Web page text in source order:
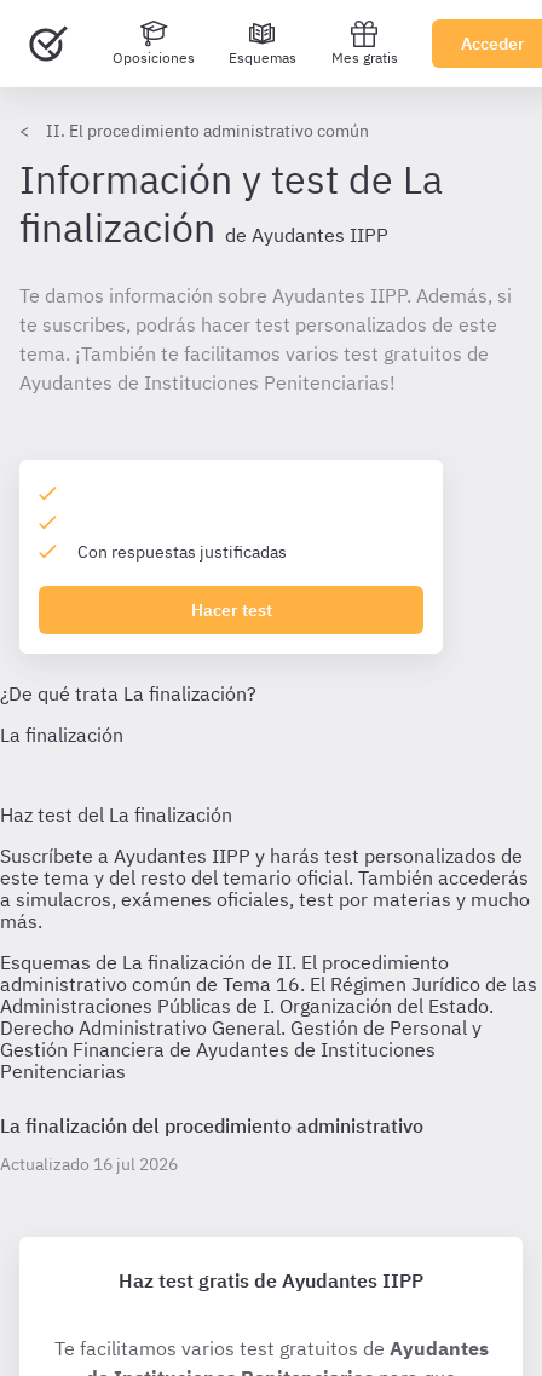
Oposiciones Esquemas Mes gratis
Acceder
II. El procedimiento administrativo común
Información y test de La
finalización de Ayudantes IIPP
Te damos información sobre Ayudantes IIPP. Además, si
te suscribes, podrás hacer test personalizados de este
tema. ¡También te facilitamos varios test gratuitos de
Ayudantes de Instituciones Penitenciarias!
Con respuestas justificadas
Hacer test
Esquemas de La finalización de II. El procedimiento
administrativo común de Tema 16. El Régimen Jurídico de las
Administraciones Públicas de I. Organización del Estado.
Derecho Administrativo General. Gestión de Personal y
Gestión Financiera de Ayudantes de Instituciones
Penitenciarias
La finalización del procedimiento administrativo
Actualizado 16 jul 2026
Haz test gratis de Ayudantes IIPP
Te facilitamos varios test gratuitos de Ayudantes